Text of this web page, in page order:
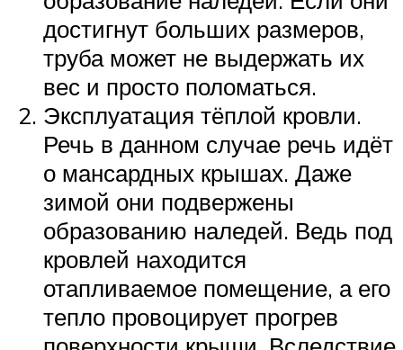
достигнут больших размеров,
труба может не выдержать их
вес и просто поломаться.
Эксплуатация тёплой кровли.
Речь в данном случае речь идёт
о мансардных крышах. Даже
зимой они подвержены
образованию наледей. Ведь под
кровлей находится
отапливаемое помещение, а его
тепло провоцирует прогрев